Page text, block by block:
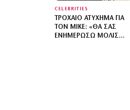
CELEBRITIES
ΤΡΟΧΑΊΟ ΑΤΎΧΗΜΑ ΓΙΑ
ΤΟΝ MIKE: «ΘΑ ΣΑΣ
ΕΝΗΜΕΡΏΣΩ ΜΌΛΙΣ